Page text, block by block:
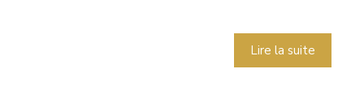
Lire la suite